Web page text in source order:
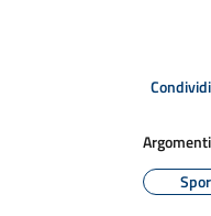
Condividi